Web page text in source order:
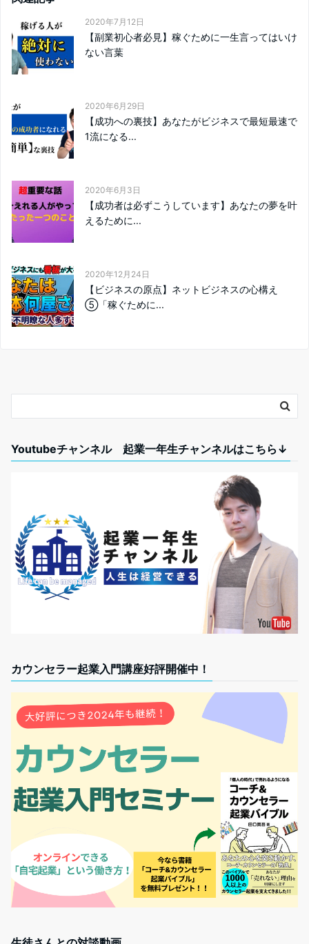
2020年7月12日
【副業初心者必見】稼ぐために一生言ってはいけ
ない言葉
2020年6月29日
【成功への裏技】あなたがビジネスで最短最速で
1流になる...
2020年6月3日
【成功者は必ずこうしています】あなたの夢を叶
えるために...
2020年12月24日
【ビジネスの原点】ネットビジネスの心構え
⑤「稼ぐために...
Youtubeチャンネル 起業一年生チャンネルはこちら↓
カウンセラー起業入門講座好評開催中！